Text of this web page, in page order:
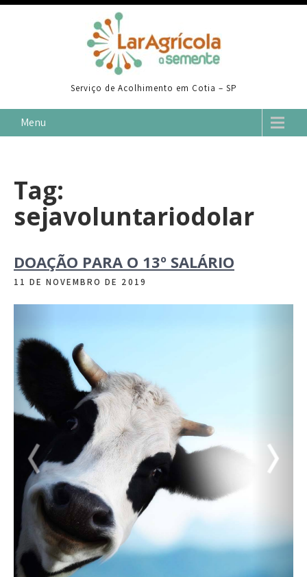
Skip
Serviço de Acolhimento em Cotia – SP
Menu
Tag:
sejavoluntariodolar
DOAÇÃO PARA O 13º SALÁRIO
11 DE NOVEMBRO DE 2019